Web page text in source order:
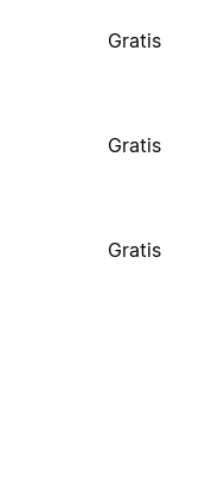
Gratis
Gratis
Gratis